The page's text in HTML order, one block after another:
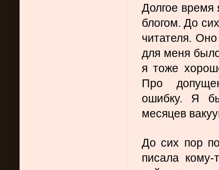
Долгое время
блогом. До
читателя.
для меня
я тоже
Про
ошибку. Я
месяцев
До сих пор
писала